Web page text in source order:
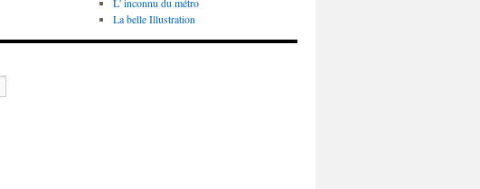
La belle Illustration